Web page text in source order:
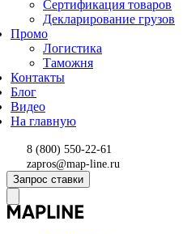
Сертификация товаров
Декларирование грузов
Промо
Логистика
Таможня
Контакты
Блог
Видео
На главную
8 (800) 550-22-61
zapros@map-line.ru
Запрос ставки